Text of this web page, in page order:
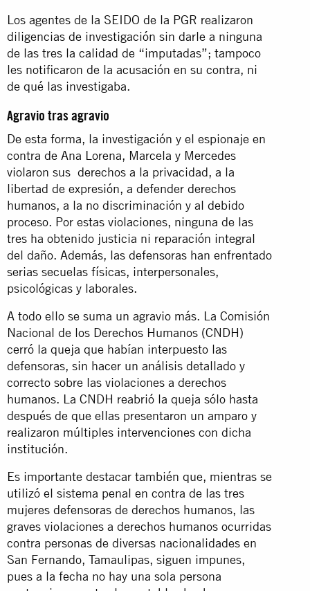
Los agentes de la SEIDO de la PGR realizaron
diligencias de investigación sin darle a ninguna
de las tres la calidad de “imputadas”; tampoco
les notificaron de la acusación en su contra, ni
de qué las investigaba.
Agravio tras agravio
De esta forma, la investigación y el espionaje en
contra de Ana Lorena, Marcela y Mercedes
violaron sus derechos a la privacidad, a la
libertad de expresión, a defender derechos
humanos, a la no discriminación y al debido
proceso. Por estas violaciones, ninguna de las
tres ha obtenido justicia ni reparación integral
del daño. Además, las defensoras han enfrentado
serias secuelas físicas, interpersonales,
psicológicas y laborales.
A todo ello se suma un agravio más. La Comisión
Nacional de los Derechos Humanos (CNDH)
cerró la queja que habían interpuesto las
defensoras, sin hacer un análisis detallado y
correcto sobre las violaciones a derechos
humanos. La CNDH reabrió la queja sólo hasta
después de que ellas presentaron un amparo y
realizaron múltiples intervenciones con dicha
institución.
Es importante destacar también que, mientras se
utilizó el sistema penal en contra de las tres
mujeres defensoras de derechos humanos, las
graves violaciones a derechos humanos ocurridas
contra personas de diversas nacionalidades en
San Fernando, Tamaulipas, siguen impunes,
pues a la fecha no hay una sola persona